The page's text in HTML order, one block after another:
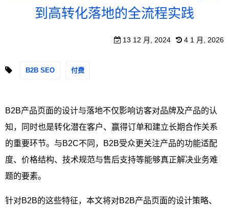
到高转化落地的全流程实践
13 12 月, 2024 4 1 月, 2026
B2B SEO 付费
B2B产品页面的设计与落地不仅影响访客对品牌及产品的认
知，同时也是转化潜在客户、赢得订单和建立长期合作关系
的重要环节。与B2C不同，B2B受众更关注产品的功能适配
度、价格结构、技术规范与售后支持等能够真正解决业务难
题的要素。
针对B2B的这些特征，本文将对B2B产品页面的设计策略、